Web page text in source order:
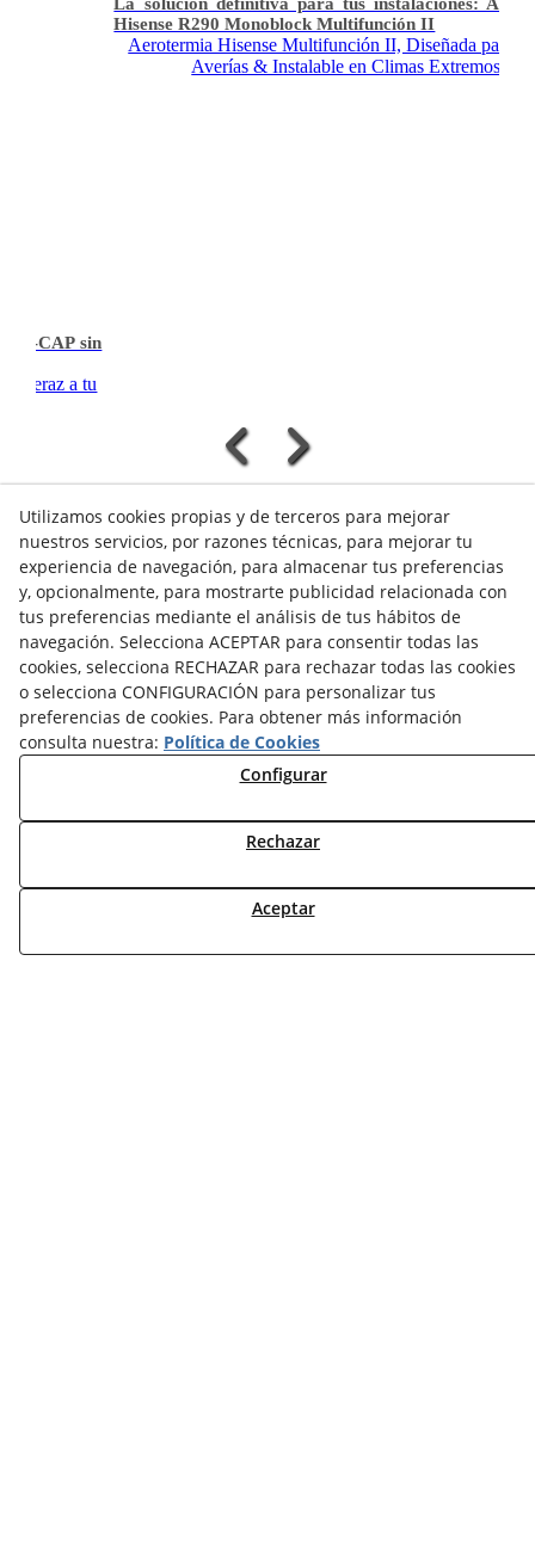
T-CAP sin
veraz a tu
La solución definitiva para tus instalaciones:
Hisense R290 Monoblock Multifunción II
Aerotermia Hisense Multifunción II, Diseñada para
Averías & Instalable en Climas Extremos
VER TODOS/AS
NOTICIAS AEROTERMIA
NOTICIAS FOTOVOLTAICA
NOTICIAS CLIMATIZACIÓN
NOTICIAS BIOMASA
NOTICIAS VENTILACIÓN
Utilizamos cookies propias y de terceros para mejorar
nuestros servicios, por razones técnicas, para mejorar tu
experiencia de navegación, para almacenar tus preferencias
y, opcionalmente, para mostrarte publicidad relacionada con
tus preferencias mediante el análisis de tus hábitos de
navegación. Selecciona ACEPTAR para consentir todas las
cookies, selecciona RECHAZAR para rechazar todas las cookies
o selecciona CONFIGURACIÓN para personalizar tus
preferencias de cookies. Para obtener más información
consulta nuestra: Política de Cookies
Configurar
Rechazar
Aceptar